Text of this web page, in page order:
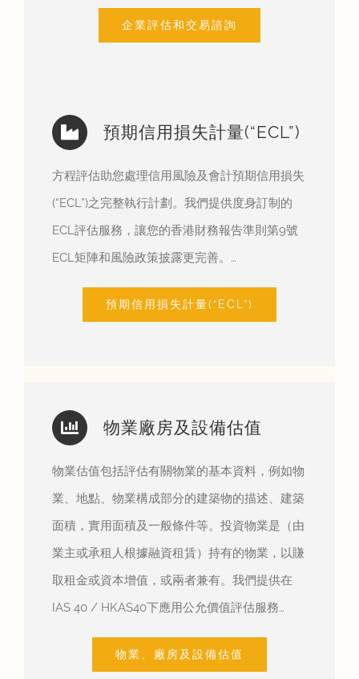
企業評估和交易諮詢
預期信用損失計量(“ECL”)
方程評估助您處理信用風險及會計預期信用損失
(“ECL”)之完整執行計劃。我們提供度身訂制的
ECL評估服務，讓您的香港財務報告準則第9號
ECL矩陣和風險政策披露更完善。…
預期信用損失計量(“ECL”)
物業廠房及設備估值
物業估值包括評估有關物業的基本資料，例如物
業、地點、物業構成部分的建築物的描述、建築
面積，實用面積及一般條件等。投資物業是（由
業主或承租人根據融資租賃）持有的物業，以賺
取租金或資本增值，或兩者兼有。我們提供在
IAS 40 / HKAS40下應用公允價值評估服務…
物業、廠房及設備估值